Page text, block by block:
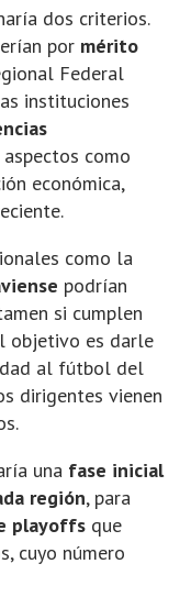
dos criterios.
por mérito
Federal
instituciones
como
económica,
como la
podrían
si cumplen
objetivo es darle
al fútbol del
dirigentes vienen
una fase inicial
región, para
playoffs que
cuyo número